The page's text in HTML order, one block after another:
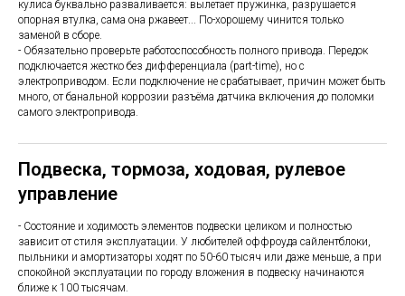
кулиса буквально разваливается: вылетает пружинка, разрушается
опорная втулка, сама она ржавеет... По-хорошему чинится только
заменой в сборе.
- Обязательно проверьте работоспособность полного привода. Передок
подключается жестко без дифференциала (part-time), но с
электроприводом. Если подключение не срабатывает, причин может быть
много, от банальной коррозии разъёма датчика включения до поломки
самого электропривода.
Подвеска, тормоза, ходовая, рулевое
управление
- Состояние и ходимость элементов подвески целиком и полностью
зависит от стиля эксплуатации. У любителей оффроуда сайлентблоки,
пыльники и амортизаторы ходят по 50-60 тысяч или даже меньше, а при
спокойной эксплуатации по городу вложения в подвеску начинаются
ближе к 100 тысячам.